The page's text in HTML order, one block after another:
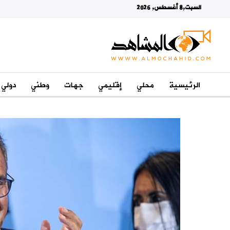
السبت,8 أغسطس, 2026
الرئيسية محلي إقليمي جهات وطني دولي